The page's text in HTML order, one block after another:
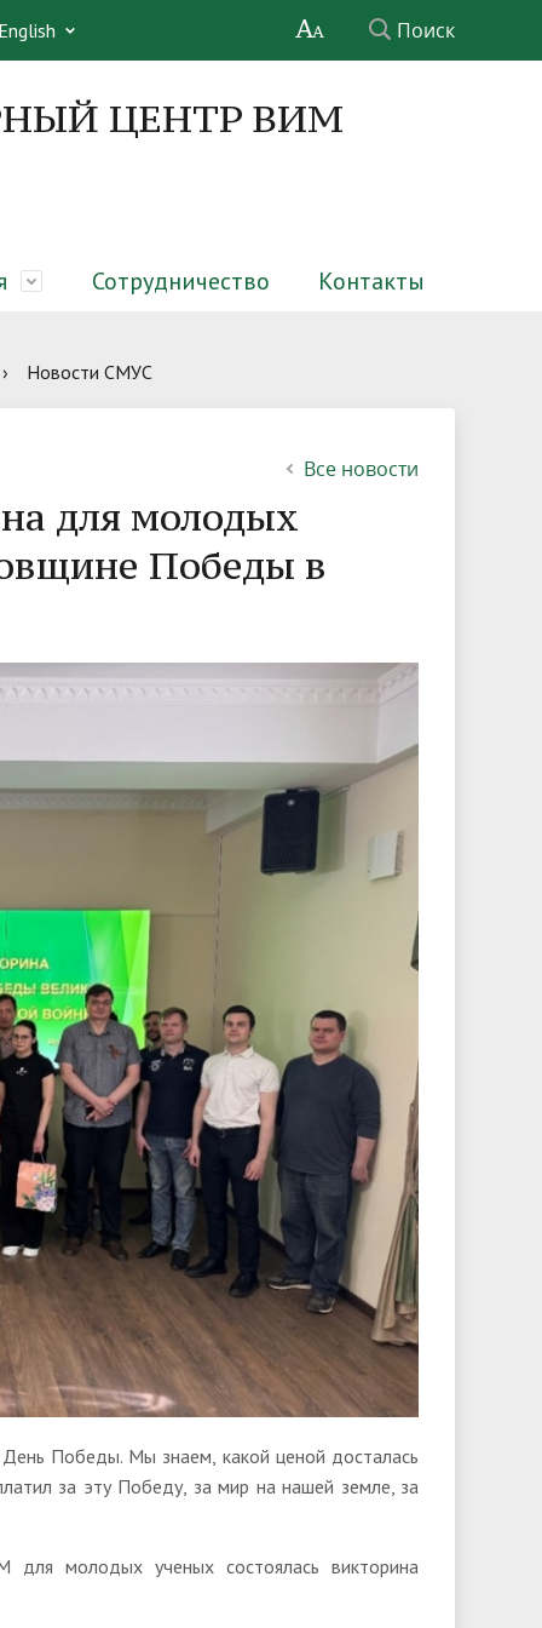
Поиск
ЦЕНТР ВИМ
Структура
Совет молодых ученых
Обучающимся
ферм Услуги
Сотрудничество Контакты
› Новости СМУС
Все новости
для молодых
Победы в
Победы. Мы знаем, какой ценой досталась
за эту Победу, за мир на нашей земле, за
молодых ученых состоялась викторина